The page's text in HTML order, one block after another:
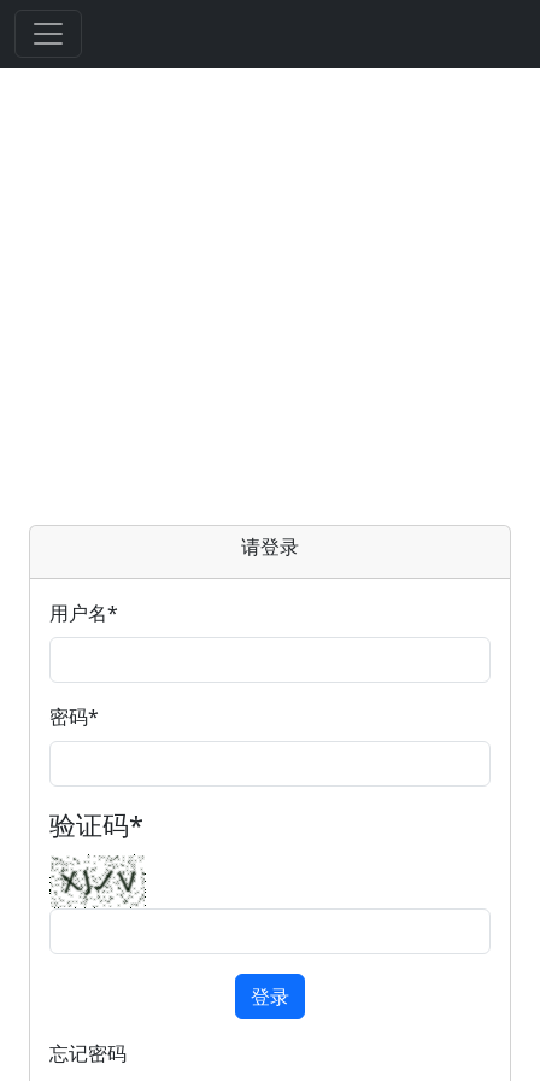
请登录
用户名*
密码*
验证码*
登录
忘记密码